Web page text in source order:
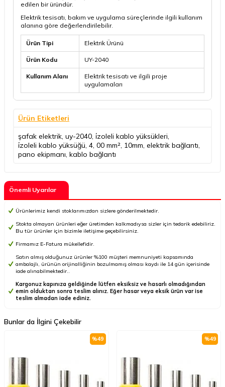
edilen bir üründür.
Elektrik tesisatı, bakım ve uygulama süreçlerinde ilgili kullanım
alanına göre değerlendirilebilir.
Ürün Tipi Elektrik Ürünü
Ürün Kodu UY-2040
Kullanım Alanı
Elektrik tesisatı ve ilgili proje
uygulamaları
Ürün Etiketleri
şafak elektrik, uy-2040, i̇zoleli kablo yüksükleri,
i̇zoleli kablo yüksüğü, 4, 00 mm², 10mm, elektrik bağlantı,
pano ekipmanı, kablo bağlantı
Önemli Uyarılar
Ürünlerimiz kendi stoklarımızdan sizlere gönderilmektedir.
Stokta olmayan ürünleri eğer üretimden kalkmadıysa sizler için tedarik edebiliriz.
Bu tür ürünler için bizimle iletişime geçebilirsiniz.
Firmamız E-Fatura mükellefidir.
Satın almış olduğunuz ürünler %100 müşteri memnuniyeti kapsamında
ambalajlı, ürünün orijinalliğinin bozulmamış olması kaydı ile 14 gün içerisinde
iade alınabilmektedir..
Kargonuz kapınıza geldiğinde lütfen eksiksiz ve hasarlı olmadığından
emin olduktan sonra teslim alınız. Eğer hasar veya eksik ürün var ise
teslim almadan iade ediniz.
Bunlar da İlgini Çekebilir
%49 %49